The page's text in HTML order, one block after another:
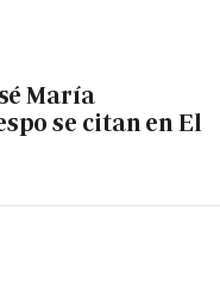
María
se citan en El